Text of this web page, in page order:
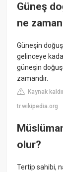
Güneş
ne
Güneşin
gelinceye
güneşin
zamandır.
Kaynak
tr.wikipedia.org
olur?
Tertip sahibi,